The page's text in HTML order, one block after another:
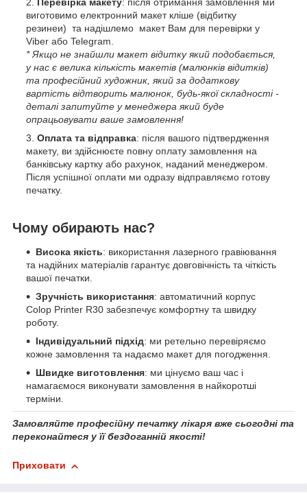
виготовимо електронний макет кліше (відбитку
резинеи) та надішлемо макет Вам для перевірки у
Viber або Telegram.
* Якщо не знайшли макет відитку який подобається,
у нас є велика кількість макетів (малюнків відитків)
та професійний художник, який за додаткову
вартість відтворить малюнок, будь-якої складності -
деталі запитуйте у менеджера який буде
опрацьовувати ваше замовлення!
Оплата та відправка: після вашого підтвердження
макету, ви здійснюєте повну оплату замовлення на
банківську картку або рахунок, наданий менеджером.
Після успішної оплати ми одразу відправляємо готову
печатку.
Чому обирають нас?
Висока якість: використання лазерного гравіювання
та надійних матеріалів гарантує довговічність та чіткість
вашої печатки.
Зручність використання: автоматичний корпус
Colop Printer R30 забезпечує комфортну та швидку
роботу.
Індивідуальний підхід: ми ретельно перевіряємо
кожне замовлення та надаємо макет для погодження.
Швидке виготовлення: ми цінуємо ваш час і
намагаємося виконувати замовлення в найкоротші
терміни.
Замовляйте професійну печатку лікаря вже сьогодні та
переконайтеся у її бездоганній якості!
Приховати